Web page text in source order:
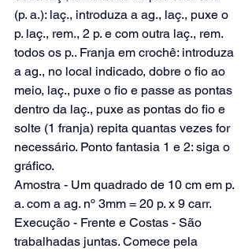
(p. a.): laç., introduza a ag., laç., puxe o
p. laç., rem., 2 p. e com outra laç., rem.
todos os p.. Franja em crochê: introduza
a ag., no local indicado, dobre o fio ao
meio, laç., puxe o fio e passe as pontas
dentro da laç., puxe as pontas do fio e
solte (1 franja) repita quantas vezes for
necessário. Ponto fantasia 1 e 2: siga o
gráfico.
Amostra - Um quadrado de 10 cm em p.
a. com a ag. nº 3mm = 20 p. x 9 carr.
Execução - Frente e Costas - São
trabalhadas juntas. Comece pela